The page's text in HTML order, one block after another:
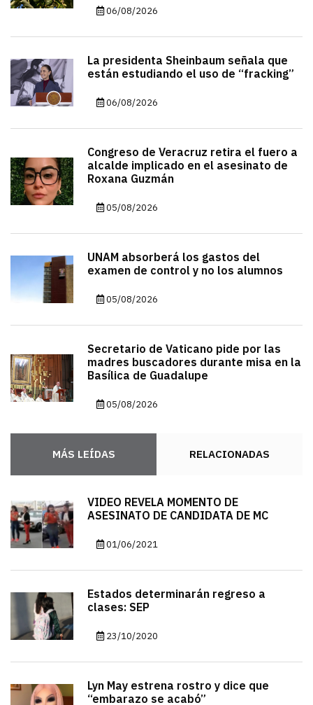
06/08/2026
La presidenta Sheinbaum señala que
están estudiando el uso de “fracking”
06/08/2026
Congreso de Veracruz retira el fuero a
alcalde implicado en el asesinato de
Roxana Guzmán
05/08/2026
UNAM absorberá los gastos del
examen de control y no los alumnos
05/08/2026
Secretario de Vaticano pide por las
madres buscadores durante misa en la
Basílica de Guadalupe
05/08/2026
MÁS LEÍDAS RELACIONADAS
VIDEO REVELA MOMENTO DE
ASESINATO DE CANDIDATA DE MC
01/06/2021
Estados determinarán regreso a
clases: SEP
23/10/2020
Lyn May estrena rostro y dice que
“embarazo se acabó”